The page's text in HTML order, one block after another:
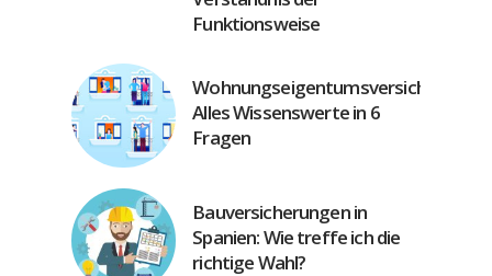
Funktionsweise
Wohnungseigentumsversicherung:
Alles Wissenswerte in 6
Fragen
Bauversicherungen in
Spanien: Wie treffe ich die
richtige Wahl?